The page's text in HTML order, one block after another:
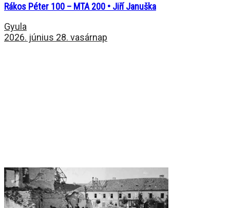
Rákos Péter 100 – MTA 200 • Jiří Januška
Gyula
2026. június 28. vasárnap